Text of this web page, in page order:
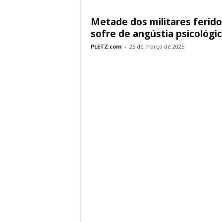
Metade dos militares
sofre de angústia
PLETZ.com - 25 de março de 2025